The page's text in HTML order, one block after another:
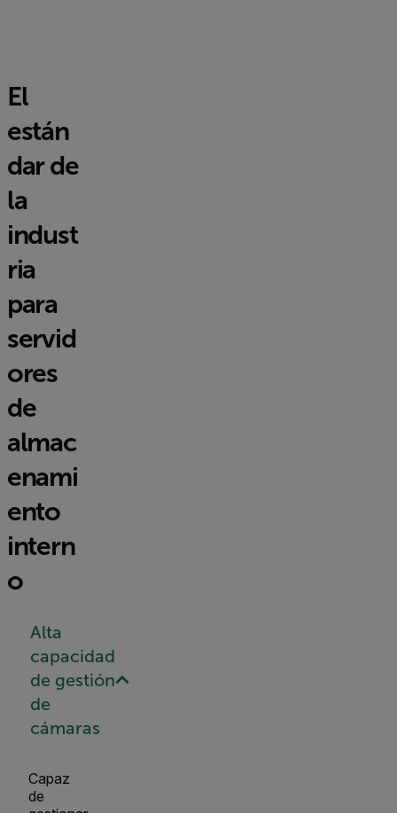
El
están
dar de
la
indust
ria
para
servid
ores
de
almac
enami
ento
intern
o
Alta
capacidad
de gestión
de
cámaras
Capaz
de